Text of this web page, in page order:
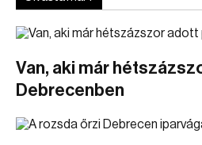
Van, aki már
Debrecenben